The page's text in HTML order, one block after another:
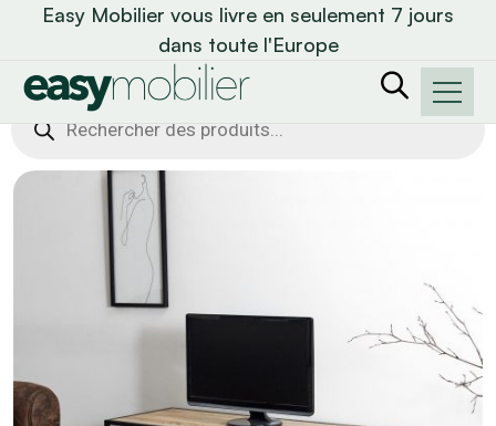
Easy Mobilier vous livre en seulement 7 jours
dans toute l'Europe
Recherche
de